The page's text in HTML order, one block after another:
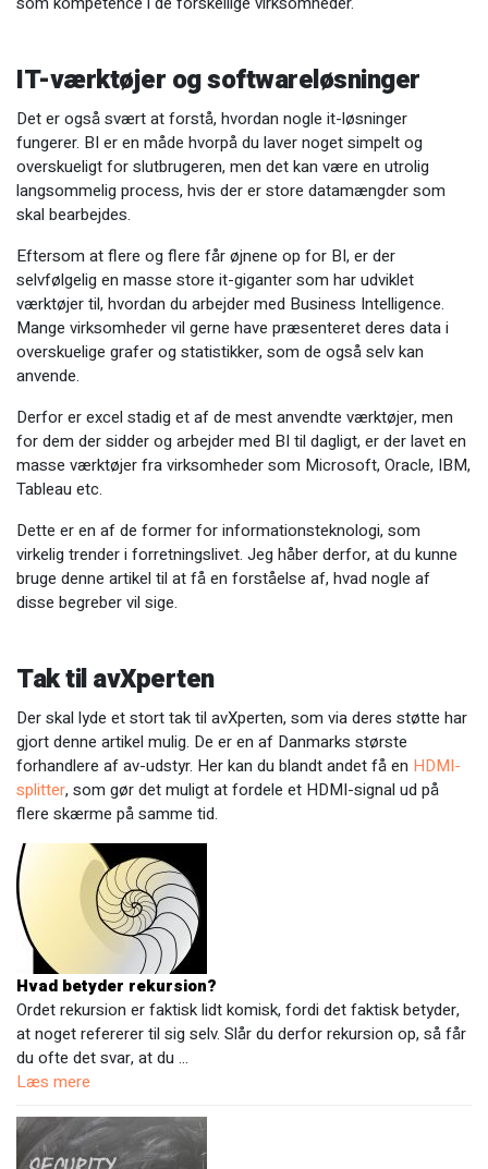
IT-værktøjer og softwareløsninger
Det er også svært at forstå, hvordan nogle it-løsninger
fungerer. BI er en måde hvorpå du laver noget simpelt og
overskueligt for slutbrugeren, men det kan være en utrolig
langsommelig process, hvis der er store datamængder som
skal bearbejdes.
Eftersom at flere og flere får øjnene op for BI, er der
selvfølgelig en masse store it-giganter som har udviklet
værktøjer til, hvordan du arbejder med Business Intelligence.
Mange virksomheder vil gerne have præsenteret deres data i
overskuelige grafer og statistikker, som de også selv kan
anvende.
Derfor er excel stadig et af de mest anvendte værktøjer, men
for dem der sidder og arbejder med BI til dagligt, er der lavet en
masse værktøjer fra virksomheder som Microsoft, Oracle, IBM,
Tableau etc.
Dette er en af de former for informationsteknologi, som
virkelig trender i forretningslivet. Jeg håber derfor, at du kunne
bruge denne artikel til at få en forståelse af, hvad nogle af
disse begreber vil sige.
Tak til avXperten
Der skal lyde et stort tak til avXperten, som via deres støtte har
gjort denne artikel mulig. De er en af Danmarks største
forhandlere af av-udstyr. Her kan du blandt andet få en HDMI-
splitter, som gør det muligt at fordele et HDMI-signal ud på
flere skærme på samme tid.
Hvad betyder rekursion?
Ordet rekursion er faktisk lidt komisk, fordi det faktisk betyder,
at noget refererer til sig selv. Slår du derfor rekursion op, så får
du ofte det svar, at du …
Læs mere